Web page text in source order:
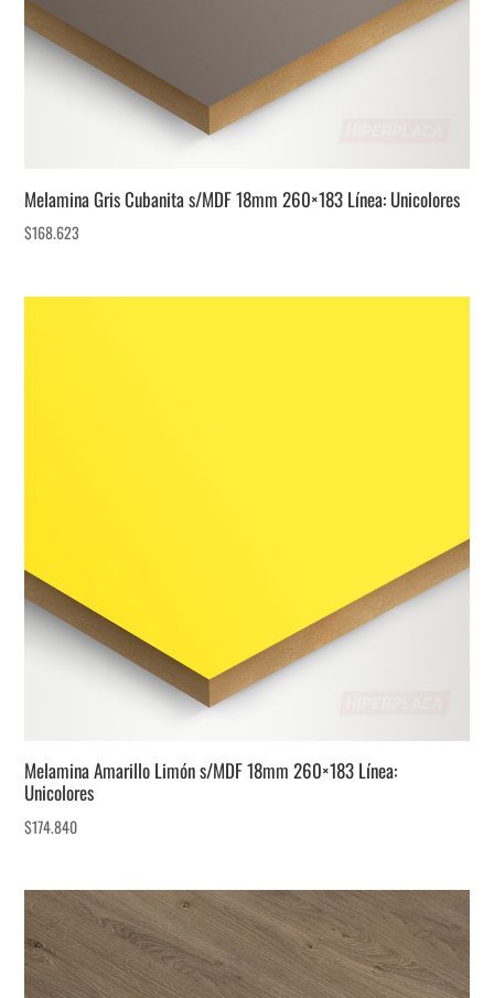
Melamina Gris Cubanita s/MDF 18mm 260×183 Línea: Unicolores
$168.623
Melamina Amarillo Limón s/MDF 18mm 260×183 Línea:
Unicolores
$174.840